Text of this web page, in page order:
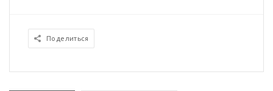
Поделиться